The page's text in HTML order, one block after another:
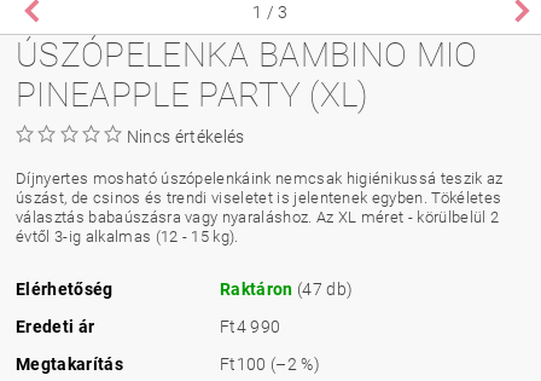
1 / 3
ÚSZÓPELENKA BAMBINO MIO
PINEAPPLE PARTY (XL)
Nincs értékelés
Díjnyertes mosható úszópelenkáink nemcsak higiénikussá teszik az
úszást, de csinos és trendi viseletet is jelentenek egyben. Tökéletes
választás babaúszásra vagy nyaraláshoz. Az XL
méret - körülbelül 2
évtől 3-ig alkalmas (12 - 15 kg).
Elérhetőség Raktáron (47 db)
Eredeti ár
Ft4 990
Megtakarítás
Ft100 (–2 %)